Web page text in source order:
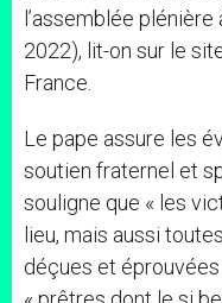
l’assemblée
2022), lit-on sur le
France.
Le pape assure les
soutien fraternel et
souligne que « les
lieu, mais aussi
déçues et éprouvées